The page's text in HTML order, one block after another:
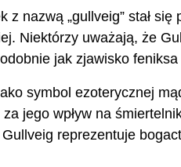
z nazwą „gullveig” stał
Niektórzy uważają, że
jak zjawisko
symbol ezoterycznej
jego wpływ na
reprezentuje